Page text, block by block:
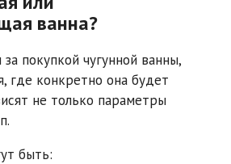
ванна?
покупкой чугунной ванны,
где конкретно она будет
не только параметры
быть: